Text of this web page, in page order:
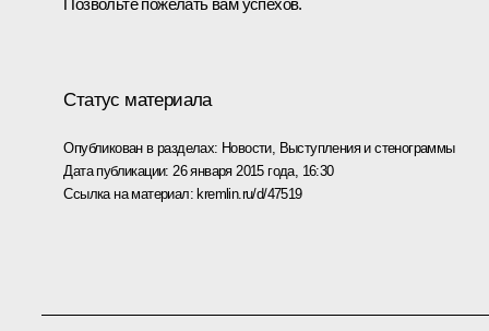
Позвольте пожелать вам успехов.
Статус материала
Опубликован в разделах: Новости, Выступления и стенограммы
Дата публикации: 26 января 2015 года, 16:30
Ссылка на материал:kremlin.ru/d/47519